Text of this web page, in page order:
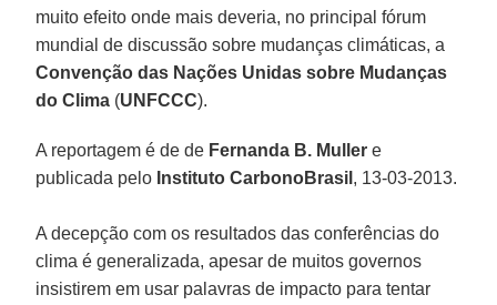
muito efeito onde mais deveria, no principal fórum
mundial de discussão sobre mudanças climáticas, a
Convenção das Nações Unidas sobre Mudanças
do Clima (UNFCCC).
A reportagem é de de Fernanda B. Muller e
publicada pelo Instituto CarbonoBrasil , 13-03-2013.
A decepção com os resultados das conferências do
clima é generalizada, apesar de muitos governos
insistirem em usar palavras de impacto para tentar